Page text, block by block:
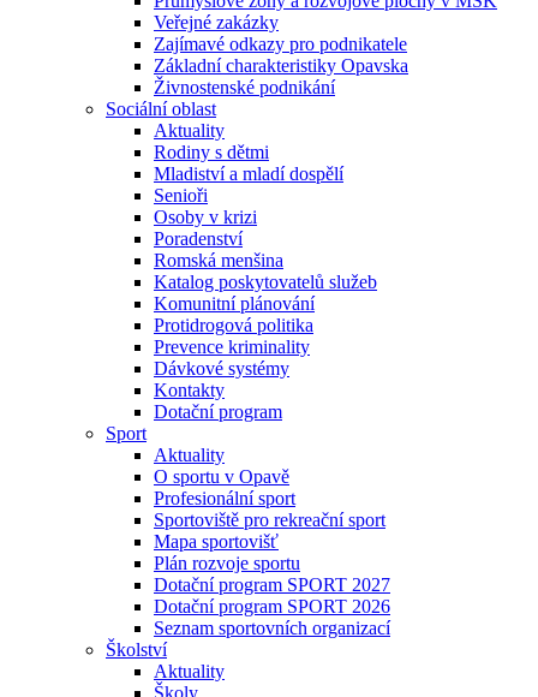
Veřejné zakázky
Zajímavé odkazy pro podnikatele
Základní charakteristiky Opavska
Živnostenské podnikání
Sociální oblast
Aktuality
Rodiny s dětmi
Mladiství a mladí dospělí
Senioři
Osoby v krizi
Poradenství
Romská menšina
Katalog poskytovatelů služeb
Komunitní plánování
Protidrogová politika
Prevence kriminality
Dávkové systémy
Kontakty
Dotační program
Sport
Aktuality
O sportu v Opavě
Profesionální sport
Sportoviště pro rekreační sport
Mapa sportovišť
Plán rozvoje sportu
Dotační program SPORT 2027
Dotační program SPORT 2026
Seznam sportovních organizací
Školství
Aktuality